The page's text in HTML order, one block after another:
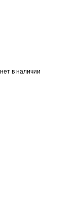
нет в наличии